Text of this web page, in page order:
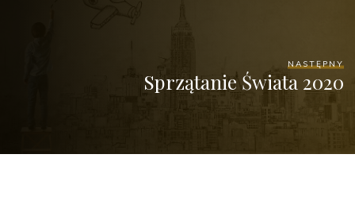
NASTĘPNY
Sprzątanie Świata 2020